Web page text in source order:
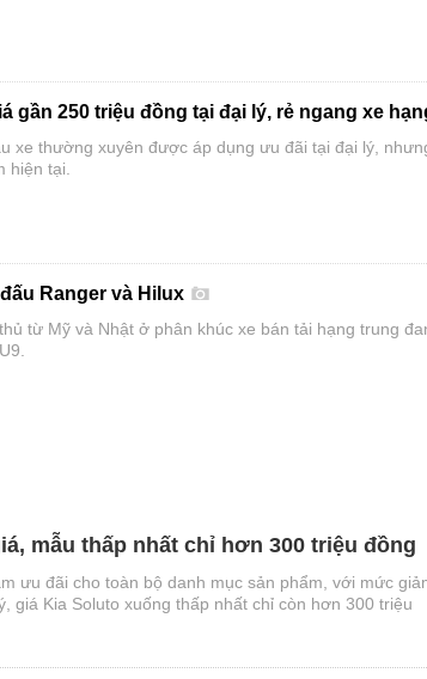
gần 250 triệu đồng tại đại lý, rẻ ngang xe
xe thường xuyên được áp dụng ưu đãi tại đại lý,
hiện tại.
Ranger và Hilux
từ Mỹ và Nhật ở phân khúc xe bán tải hạng trung
mẫu thấp nhất chỉ hơn 300 triệu đồng
ưu đãi cho toàn bộ danh mục sản phẩm, với mức
giá Kia Soluto xuống thấp nhất chỉ còn hơn 300 triệu